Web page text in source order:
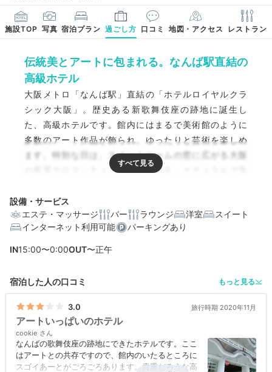
施設TOP 写真 宿泊プラン 過ごし方 口コミ 地図・アクセス レストラン
伝統美とアートに包まれる。なんば駅直結の
高級ホテル
大阪メトロ「なんば駅」直結の「ホテルロイヤルクラ
シック大阪」。歴史ある新歌舞伎座の跡地に誕生し
た、高級ホテルです。館内にはまるで美術館のように
多数のアート作品が飾られ、ゆったりと芸術を楽しめ
ます。特別な日は、スイートルームの窓に広がる大阪
の夜景でロマンティックなひと時を。ナチュラルで落
ームを備え、快適に過ごせます。
カフェ、レストラン、バー。食を楽しめる充実の館内レ
ストラン
美術、アート、ガラス作品。美術館を思わせる洗練され
た空間
設備・サービス
エステ・マッサージ
バー ラウンジ 洋室
スイート
インターネット利用可能
パーキングあり
IN15:00〜0:00OUT〜正午
宿泊した人の口コミ もっと見る
3.0 旅行時期 2020年11月
アートいっぱいのホテル
cookie
なんばの歌舞伎座の跡地にできたホテルです。ここ
はアートとの共存ですので、館内のいたるところに
スゴイあーとがごろごろあります。貴重だろうな高